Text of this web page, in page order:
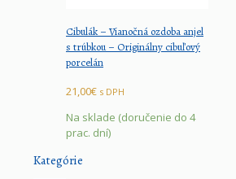
Cibulák – Vianočná ozdoba anjel
s trúbkou – Originálny cibuľový
porcelán
21,00€ s DPH
Na sklade (doručenie do 4
prac. dní)
Kategórie